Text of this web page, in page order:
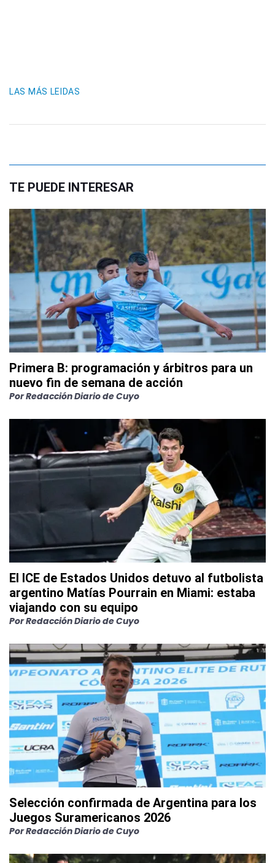
LAS MÁS LEIDAS
TE PUEDE INTERESAR
Primera B: programación y árbitros para un
nuevo fin de semana de acción
PorRedacción Diario de Cuyo
El ICE de Estados Unidos detuvo al futbolista
argentino Matías Pourrain en Miami: estaba
viajando con su equipo
PorRedacción Diario de Cuyo
Selección confirmada de Argentina para los
Juegos Suramericanos 2026
PorRedacción Diario de Cuyo